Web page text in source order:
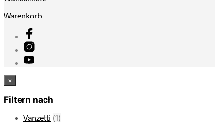
Warenkorb
×
Filtern nach
Vanzetti (1)